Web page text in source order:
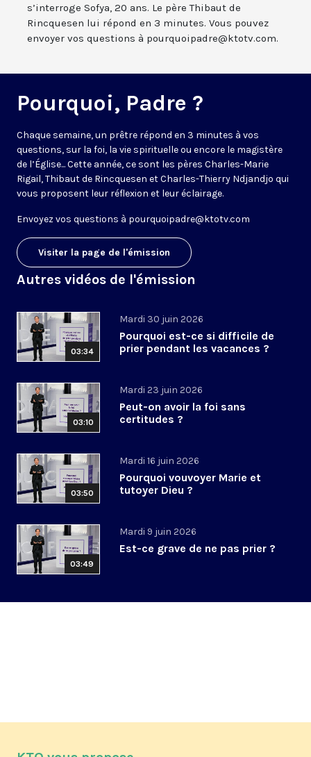
s’interroge Sofya, 20 ans. Le père Thibaut de
Rincquesen lui répond en 3 minutes. Vous pouvez
envoyer vos questions à pourquoipadre@ktotv.com.
Pourquoi, Padre ?
Chaque semaine, un prêtre répond en 3 minutes à vos
questions, sur la foi, la vie spirituelle ou encore le magistère
de l’Église... Cette année, ce sont les pères Charles-Marie
Rigail, Thibaut de Rincquesen et Charles-Thierry Ndjandjo qui
vous proposent leur réflexion et leur éclairage.
Envoyez vos questions à pourquoipadre@ktotv.com
Visiter la page de l'émission
Autres vidéos de l'émission
03:34
Mardi 30 juin 2026
Pourquoi est-ce si difficile de
prier pendant les vacances ?
03:10
Mardi 23 juin 2026
Peut-on avoir la foi sans
certitudes ?
03:50
Mardi 16 juin 2026
Pourquoi vouvoyer Marie et
tutoyer Dieu ?
03:49
Mardi 9 juin 2026
Est-ce grave de ne pas prier ?